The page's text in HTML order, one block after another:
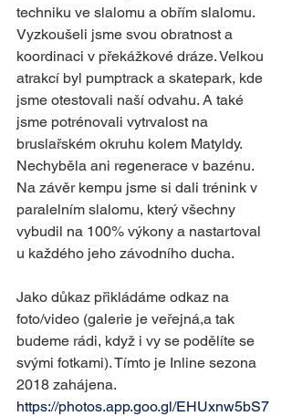
techniku ve slalomu a obřím slalomu.
Vyzkoušeli jsme svou obratnost a
koordinaci v překážkové dráze. Velkou
atrakcí byl pumptrack a skatepark, kde
jsme otestovali naší odvahu. A také
jsme potrénovali vytrvalost na
bruslařském okruhu kolem Matyldy.
Nechyběla ani regenerace v bazénu.
Na závěr kempu jsme si dali trénink v
paralelním slalomu, který všechny
vybudil na 100% výkony a nastartoval
u každého jeho závodního ducha.
Jako důkaz přikládáme odkaz na
foto/video (galerie je veřejná,a tak
budeme rádi, když i vy se podělíte se
svými fotkami). Tímto je Inline sezona
2018 zahájena.
https://photos.app.goo.gl/EHUxnw5bS7